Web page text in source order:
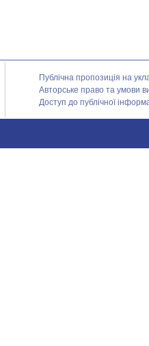
Публічна пропозиція на
Авторське право та умови
Доступ до публічної